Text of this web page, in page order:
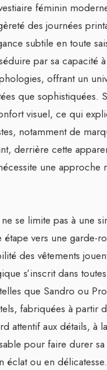
féminin
des journées
subtile en toute
par sa capacité à
offrant un
que sophistiquées.
visuel, ce qui
notamment de
derrière cette
une
se limite pas à une
étape vers une garde-
des vêtements
s’inscrit dans
que Sandro ou
fabriquées à partir
attentif aux détails, à
pour faire durer
éclat ou en